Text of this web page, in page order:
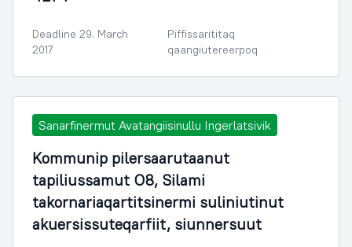
Deadline 29. March
2017
Piffissarititaq
qaangiutereerpoq
Sanarfinermut Avatangiisinullu Ingerlatsivik
Kommunip pilersaarutaanut
tapiliussamut O8, Silami
takornariaqartitsinermi suliniutinut
akuersissuteqarfiit, siunnersuut